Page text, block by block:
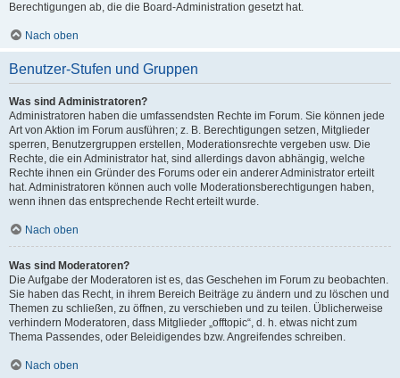
Berechtigungen ab, die die Board-Administration gesetzt hat.
Nach oben
Benutzer-Stufen und Gruppen
Was sind Administratoren?
Administratoren haben die umfassendsten Rechte im Forum. Sie können jede
Art von Aktion im Forum ausführen; z. B. Berechtigungen setzen, Mitglieder
sperren, Benutzergruppen erstellen, Moderationsrechte vergeben usw. Die
Rechte, die ein Administrator hat, sind allerdings davon abhängig, welche
Rechte ihnen ein Gründer des Forums oder ein anderer Administrator erteilt
hat. Administratoren können auch volle Moderationsberechtigungen haben,
wenn ihnen das entsprechende Recht erteilt wurde.
Nach oben
Was sind Moderatoren?
Die Aufgabe der Moderatoren ist es, das Geschehen im Forum zu beobachten.
Sie haben das Recht, in ihrem Bereich Beiträge zu ändern und zu löschen und
Themen zu schließen, zu öffnen, zu verschieben und zu teilen. Üblicherweise
verhindern Moderatoren, dass Mitglieder „offtopic“, d. h. etwas nicht zum
Thema Passendes, oder Beleidigendes bzw. Angreifendes schreiben.
Nach oben